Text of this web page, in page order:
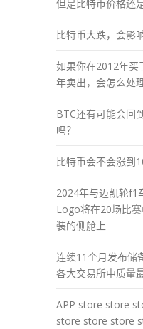
但是比特币价格还
比特币大跌，会影
如果你在2012年买
年卖出，会怎么处
BTC还有可能会回
吗？
比特币会不会涨到
2024年与迈凯轮f1
Logo将在20场比
装的侧舱上
连续11个月发布储
各大交易所中质量
APP store store
store store store